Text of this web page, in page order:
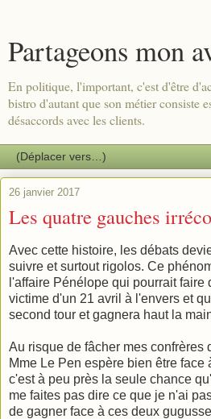
Partageons mon
En politique, l'important, c'est d'être
bistro d'autant que son métier consiste
désaccords avec les clients.
26 janvier 2017
Les quatre gauches
Avec cette histoire, les débats
suivre et surtout rigolos. Ce
l'affaire Pénélope qui pourrait
victime d'un 21 avril à l'envers et
second tour et gagnera haut la
Au risque de fâcher mes confrères
Mme Le Pen espère bien être face
c'est à peu près la seule chance
me faites pas dire ce que je n'ai
de gagner face à ces deux